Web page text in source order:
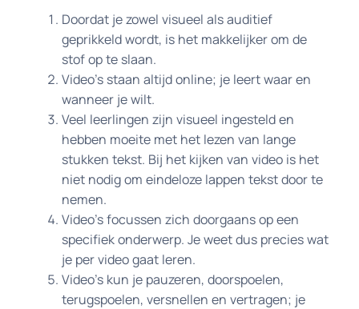
Doordat je zowel visueel als auditief
geprikkeld wordt, is het makkelijker om de
stof op te slaan.
Video’s staan altijd online; je leert waar en
wanneer je wilt.
Veel leerlingen zijn visueel ingesteld en
hebben moeite met het lezen van lange
stukken tekst. Bij het kijken van video is het
niet nodig om eindeloze lappen tekst door te
nemen.
Video’s focussen zich doorgaans op een
specifiek onderwerp. Je weet dus precies wat
je per video gaat leren.
Video’s kun je pauzeren, doorspoelen,
terugspoelen, versnellen en vertragen; je